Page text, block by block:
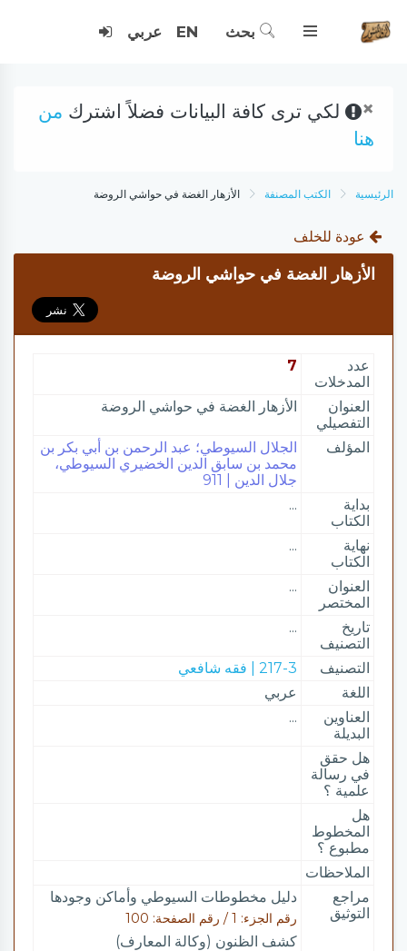
بحث EN عربي
× لكي ترى كافة البيانات فضلاً اشترك من
هنا
الرئيسية الكتب المصنفة الأزهار الغضة في حواشي الروضة
عودة للخلف
الأزهار الغضة في حواشي الروضة
عدد
المدخلات
7
العنوان
التفصيلي
الأزهار الغضة في حواشي الروضة
المؤلف
الجلال السيوطي؛ عبد الرحمن بن أبي بكر بن
محمد بن سابق الدين الخضيري السيوطي،
جلال الدين | 911
بداية
الكتاب
...
نهاية
الكتاب
...
العنوان
المختصر
...
تاريخ
التصنيف
...
التصنيف
217-3 | فقه شافعي
اللغة
عربي
العناوين
البديلة
...
هل حقق
في رسالة
علمية ؟
هل
المخطوط
مطبوع ؟
الملاحظات
مراجع
التوثيق
دليل مخطوطات السيوطي وأماكن وجودها
رقم الجزء: 1 / رقم الصفحة: 100
كشف الظنون (وكالة المعارف)